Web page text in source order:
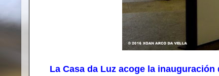
La Casa da Luz acoge la